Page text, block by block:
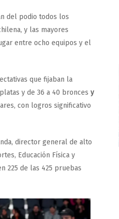
del podio todos los
y las mayores
entre ocho equipos y el
que fijaban la
y de 36 a 40 bronces y
con logros significativo
director general de alto
Educación Física y
225 de las 425 pruebas